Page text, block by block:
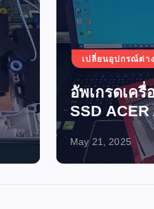
เปลี่ยนอุปกรณ์ต่างๆ
อัพเกรดเครื่อง เปลี่ยน
SSD ACER A515-51G
May 21, 2025